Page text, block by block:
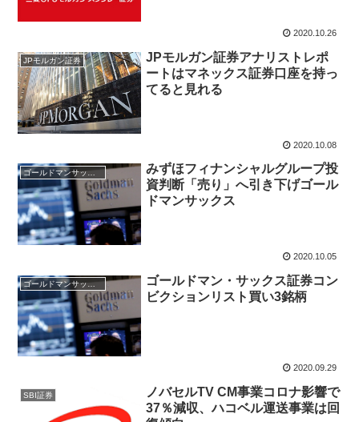
2020.10.26
JPモルガン証券
JPモルガン証券アナリストレポ
ートはマネックス証券口座を持っ
てると見れる
2020.10.08
ゴールドマンサックス証券
みずほフィナンシャルグループ投
資判断「売り」へ引き下げゴール
ドマンサックス
2020.10.05
ゴールドマンサックス証券
ゴールドマン・サックス証券コン
ビクションリスト買い3銘柄
2020.09.29
SBI証券
ノバセルTV CM事業コロナ影響で
37％減収、ハコベル運送事業は回